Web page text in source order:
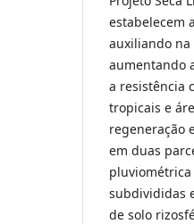
estabelecem
auxiliando
aumentando
a resistência
tropicais e
regeneração
em duas
subdivididas
de solo